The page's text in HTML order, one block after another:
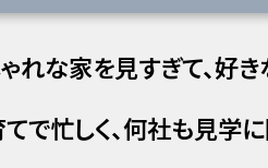
れな家を見すぎて、好
で忙しく、何社も見学